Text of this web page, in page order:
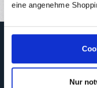
eine angenehme
Nur
Newsletter
Abonnieren Sie jetzt
Newsletter, um